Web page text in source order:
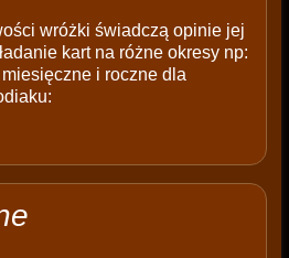
wróżki świadczą opinie jej
kart na różne okresy np:
i roczne dla